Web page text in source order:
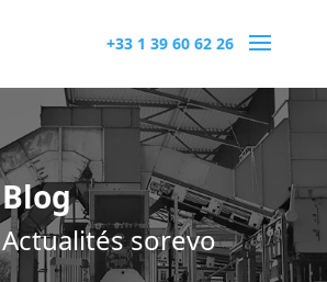
+33 1 39 60 62 26
Blog
Actualités sorevo